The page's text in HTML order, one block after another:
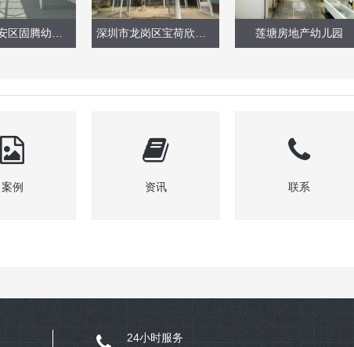
莲塘房地产幼儿园
案例 资讯 联系
24小时服务